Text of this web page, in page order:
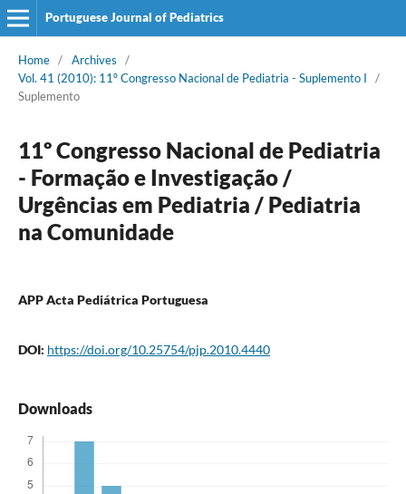
Portuguese Journal of Pediatrics
Home / Archives
/
Vol. 41 (2010): 11º Congresso Nacional de Pediatria - Suplemento I
/
Suplemento
11º Congresso Nacional de Pediatria
- Formação e Investigação /
Urgências em Pediatria / Pediatria
na Comunidade
APP Acta Pediátrica Portuguesa
DOI: https://doi.org/10.25754/pjp.2010.4440
Downloads